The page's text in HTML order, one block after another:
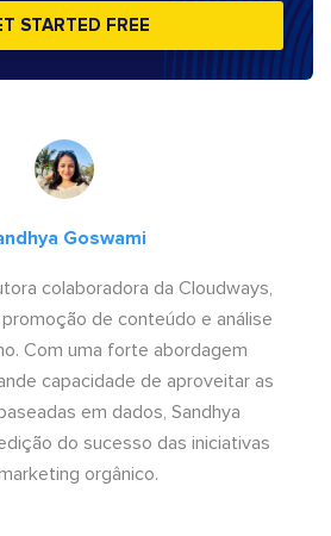
STARTED FREE
Goswami
colaboradora da Cloudways,
de conteúdo e análise
Com uma forte abordagem
capacidade de aproveitar as
em dados, Sandhya
do sucesso das iniciativas
orgânico.